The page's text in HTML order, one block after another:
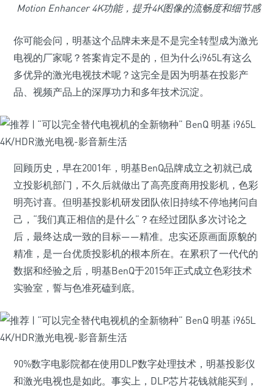
Motion Enhancer 4K功能，提升4K图像的流畅度和细节感
你可能会问，明基这个品牌未来是不是完全转型成为激光
电视的厂家呢？答案肯定不是的，但为什么i965L有这么
多优异的激光电视技术呢？这完全是因为明基在投影产
品、视频产品上的深厚功力和多年技术沉淀。
回顾历史，早在2001年，明基BenQ品牌成立之初就已成
立投影机部门，不久后就做出了高亮度商用投影机，色彩
明亮讨喜。但明基投影机研发团队依旧持续不停地拷问自
己，“我们真正相信的是什么”？在经过团队多次讨论之
后，最终达成一致的目标——精准。忠实还原画面原貌的
精准，是一台优质投影机的根本所在。在累积了一代代的
数据和经验之后，明基BenQ于2015年正式成立色彩技术
实验室，誓与色准死磕到底。
90%数字电影院都在使用DLP数字处理技术，明基投影仪
和激光电视也是如此。事实上，DLP芯片花钱就能买到，